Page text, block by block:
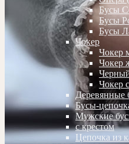
Бусы
Бусы
Бусы
Чокер
Чокер
Чокер
Чокер
Деревянные
Бусы-
Мужские
с крестом
Цепочка из